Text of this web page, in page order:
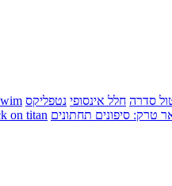
סדרה חלל אינסופי נטפליקס
טרק: סיפונים תחתונים on titan